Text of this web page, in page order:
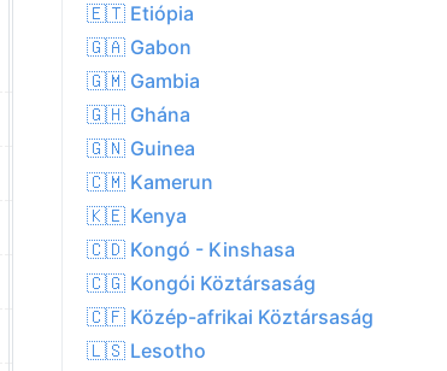
Helyenként eső
a közelben
25.5°C
24.2°C
23.7°C
82%
16.9 kph
🇪🇹 Etiópia
🇬🇦 Gabon
🇬🇲 Gambia
🇬🇭 Ghána
🇬🇳 Guinea
🇨🇲 Kamerun
🇰🇪 Kenya
🇨🇩 Kongó - Kinshasa
🇨🇬 Kongói Köztársaság
🇨🇫 Közép-afrikai Köztársaság
🇱🇸 Lesotho